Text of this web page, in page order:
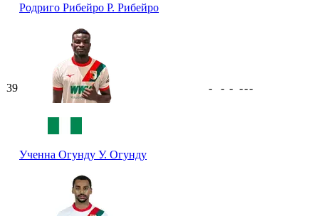
Родриго Рибейро Р. Рибейро
39
Ученна Огунду У. Огунду
- - - ---